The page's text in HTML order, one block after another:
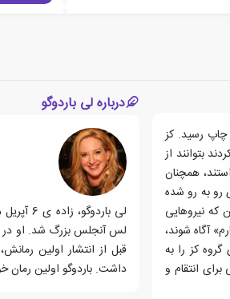
رمانی نوشته ی لی باردوگو است که اولین بار در سال 2016 به چاپ رسید. کز
بتوانند از
همچنان
رو به رو شده
که نیروهایی
آگاه شوند،
کز را به
انتقام و
درباره لی باردوگو
قبل از انتشار اولین
داشت. باردوگو اولین رمان خود را در سال